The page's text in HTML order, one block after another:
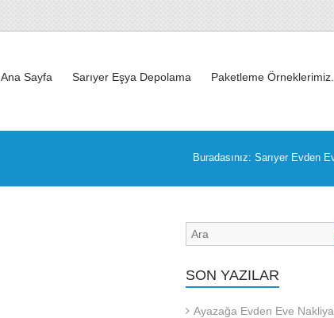
Ana Sayfa Sarıyer Eşya Depolama Paketleme Örneklerimiz.
Buradasınız: Sarıyer Evden
SON YAZILAR
Ayazağa Evden Eve